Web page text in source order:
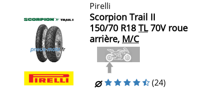
Pirelli
Scorpion Trail II
150/70 R18 TL70V roue
arrière, M/C
(24)